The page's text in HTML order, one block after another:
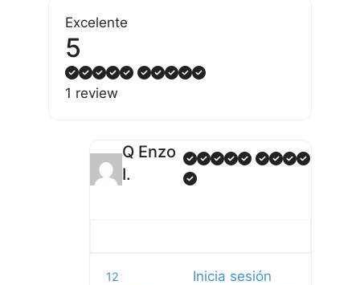
Excelente
5
1 review
Q Enzo
I.
12
Inicia sesión